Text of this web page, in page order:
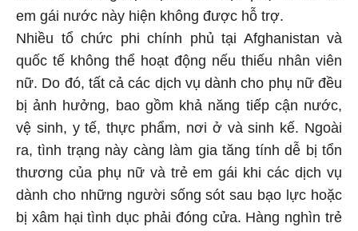
em gái nước này hiện không được hỗ trợ.
Nhiều tổ chức phi chính phủ tại Afghanistan và
quốc tế không thể hoạt động nếu thiếu nhân viên
nữ. Do đó, tất cả các dịch vụ dành cho phụ nữ đều
bị ảnh hưởng, bao gồm khả năng tiếp cận nước,
vệ sinh, y tế, thực phẩm, nơi ở và sinh kế. Ngoài
ra, tình trạng này càng làm gia tăng tính dễ bị tổn
thương của phụ nữ và trẻ em gái khi các dịch vụ
dành cho những người sống sót sau bạo lực hoặc
bị xâm hại tình dục phải đóng cửa. Hàng nghìn trẻ